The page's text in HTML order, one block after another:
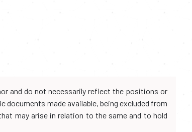
and do not necessarily reflect the positions or
made available, being excluded from
may arise in relation to the same and to hold